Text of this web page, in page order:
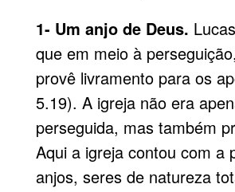
1- Um anjo de Deus.
que em meio à
provê livramento para os
5.19). A igreja não era
perseguida, mas também
Aqui a igreja contou com a
anjos, seres de natureza